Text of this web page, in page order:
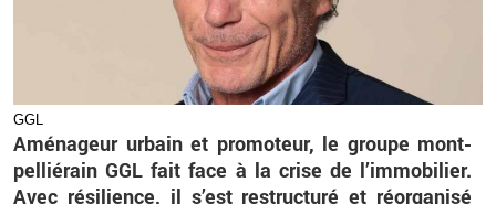
GGL
Amé­na­geur ur­bain et pro­mo­teur, le groupe mont­
pel­lié­rain GGL fait face à la crise de l’im­mo­bi­lier.
Avec ré­si­lience, il s’est re­struc­turé et ré­or­ga­nisé